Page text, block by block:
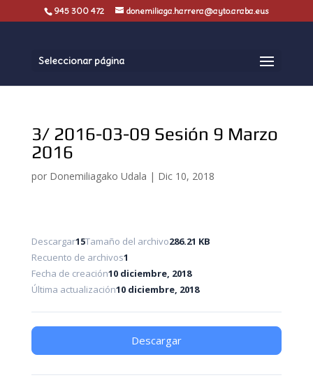
945 300 472 donemiliaga.harrera@ayto.araba.eus
Seleccionar página
3/ 2016-03-09 Sesión 9 Marzo
2016
por Donemiliagako Udala | Dic 10, 2018
Descargar15Tamaño del archivo286.21 KB
Recuento de archivos1
Fecha de creación10 diciembre, 2018
Última actualización10 diciembre, 2018
Descargar